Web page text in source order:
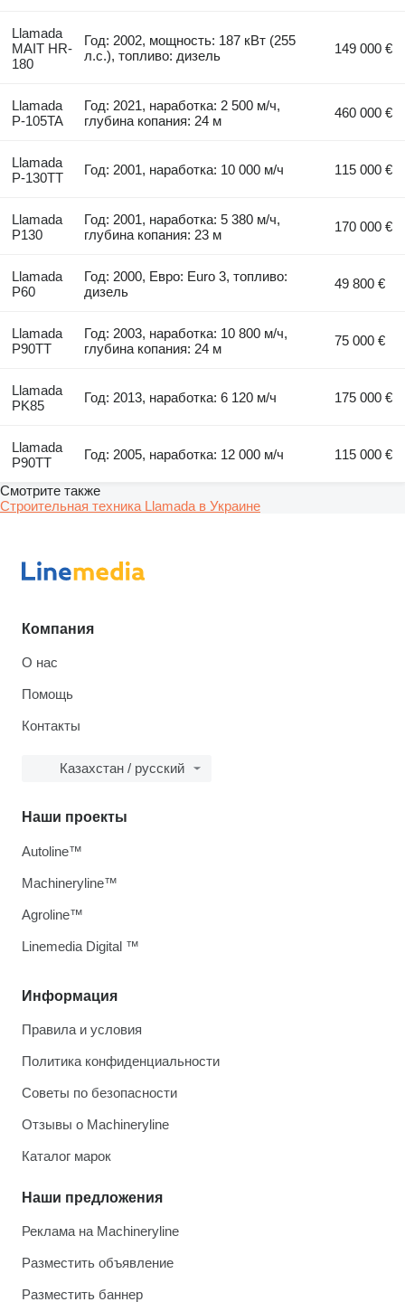
Llamada
MAIT HR-
180
Год: 2002, мощность: 187 кВт (255
л.с.), топливо: дизель
149 000 €
Llamada
P-105TA
Год: 2021, наработка: 2 500 м/ч,
глубина копания: 24 м
460 000 €
Llamada
P-130TT
Год: 2001, наработка: 10 000 м/ч 115 000 €
Llamada
P130
Год: 2001, наработка: 5 380 м/ч,
глубина копания: 23 м
170 000 €
Llamada
P60
Год: 2000, Евро: Euro 3, топливо:
дизель
49 800 €
Llamada
P90TT
Год: 2003, наработка: 10 800 м/ч,
глубина копания: 24 м
75 000 €
Llamada
PK85
Год: 2013, наработка: 6 120 м/ч 175 000 €
Llamada
P90TT
Год: 2005, наработка: 12 000 м/ч 115 000 €
Смотрите также
Строительная техника Llamada в Украине
Компания
О нас
Помощь
Контакты
Казахстан / русский
Информация
Правила и условия
Политика конфиденциальности
Советы по безопасности
Отзывы о Machineryline
Каталог марок
Наши предложения
Реклама на Machineryline
Разместить объявление
Разместить баннер
Наши проекты
Autoline™
Machineryline™
Agroline™
Linemedia Digital ™